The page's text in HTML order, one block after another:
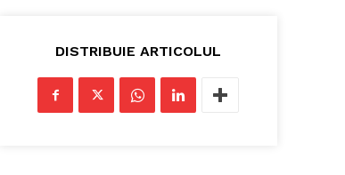
DISTRIBUIE ARTICOLUL